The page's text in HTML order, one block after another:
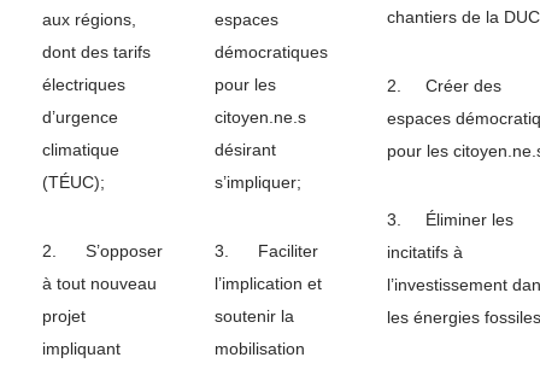
aux régions,
dont des tarifs
électriques
d’urgence
climatique
(TÉUC);
2. S’opposer
à tout nouveau
projet
impliquant
espaces
démocratiques
pour les
citoyen.ne.s
désirant
s’impliquer;
3. Faciliter
l’implication et
soutenir la
mobilisation
chantiers de la
2. Créer des
espaces
pour les
3. Éliminer les
incitatifs à
l’investissement
les énergies